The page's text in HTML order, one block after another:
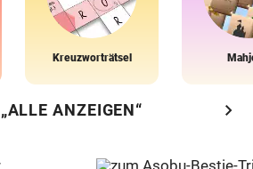
Kreuzworträtsel
ANZEIGEN“ chevron_right